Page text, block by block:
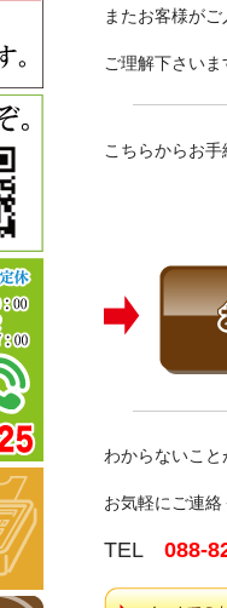
またお客様が
ご理解下さいま
こちらからお手
わからないこと
お気軽にご連絡
TEL 088-